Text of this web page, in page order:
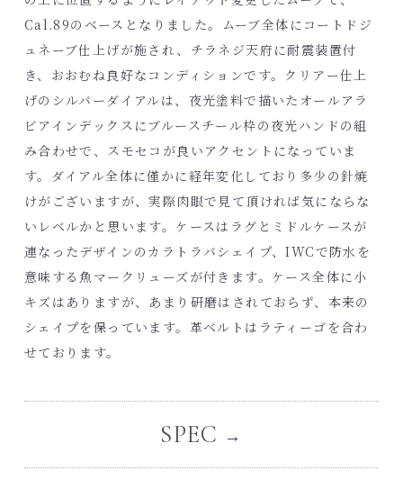
Cal.89のベースとなりました。ムーブ全体にコートドジ
ュネーブ仕上げが施され、チラネジ天府に耐震装置付
き、おおむね良好なコンディションです。クリアー仕上
げのシルバーダイアルは、夜光塗料で描いたオールアラ
ビアインデックスにブルースチール枠の夜光ハンドの組
み合わせで、スモセコが良いアクセントになっていま
す。ダイアル全体に僅かに経年変化しており多少の針焼
けがございますが、実際肉眼で見て頂ければ気にならな
いレベルかと思います。ケースはラグとミドルケースが
連なったデザインのカラトラバシェイプ、IWCで防水を
意味する魚マークリューズが付きます。ケース全体に小
キズはありますが、あまり研磨はされておらず、本来の
シェイプを保っています。革ベルトはラティーゴを合わ
せております。
SPEC